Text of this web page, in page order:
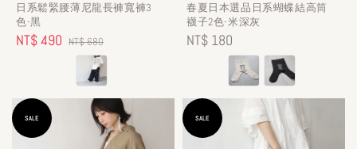
日系鬆緊腰薄尼龍長褲寬褲3
色-黑
Sale
NT$ 490 Regular
price
NT$ 680
春夏日本選品日系蝴蝶結高筒
襪子2色-米深灰
Regular
NT$ 180
SALE SALE